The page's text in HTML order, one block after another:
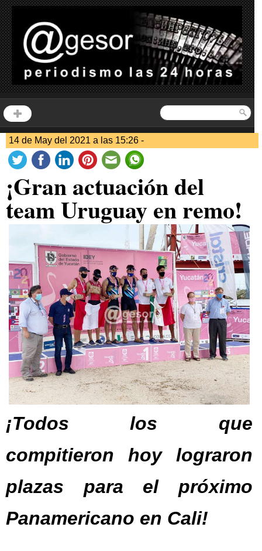
14 de May del 2021 a las 15:26 -
¡Gran actuación del
team Uruguay en remo!
¡Todos los que
compitieron hoy lograron
plazas para el próximo
Panamericano en Cali!